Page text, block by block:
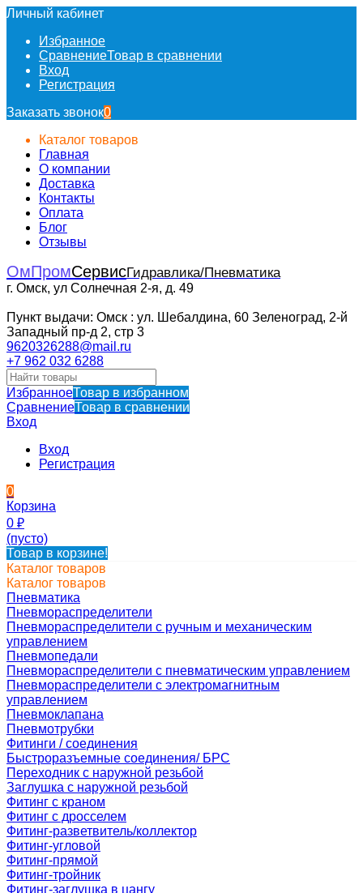
Личный кабинет
Избранное
СравнениеТовар в сравнении
Вход
Регистрация
Заказать звонок0
Каталог товаров
Главная
О компании
Доставка
Контакты
Оплата
Блог
Отзывы
ОмПромСервисГидравлика/Пневматика
г. Омск, ул Солнечная 2-я, д. 49
Пункт выдачи: Омск : ул. Шебалдина, 60 Зеленоград, 2-й
Западный пр-д 2, стр 3
9620326288@mail.ru
+7 962 032 6288
ИзбранноеТовар в избранном
СравнениеТовар в сравнении
Вход
Вход
Регистрация
0
Корзина
0 ₽
(пусто)
Товар в корзине!
Каталог товаров
Каталог товаров
Пневматика
Пневмораспределители
Пневмораспределители с ручным и механическим
управлением
Пневмопедали
Пневмораспределители с пневматическим управлением
Пневмораспределители с электромагнитным
управлением
Пневмоклапана
Пневмотрубки
Фитинги / соединения
Быстроразъемные соединения/ БРС
Переходник с наружной резьбой
Заглушка с наружной резьбой
Фитинг с краном
Фитинг с дросселем
Фитинг-разветвитель/коллектор
Фитинг-угловой
Фитинг-прямой
Фитинг-тройник
Фитинг-заглушка в цангу